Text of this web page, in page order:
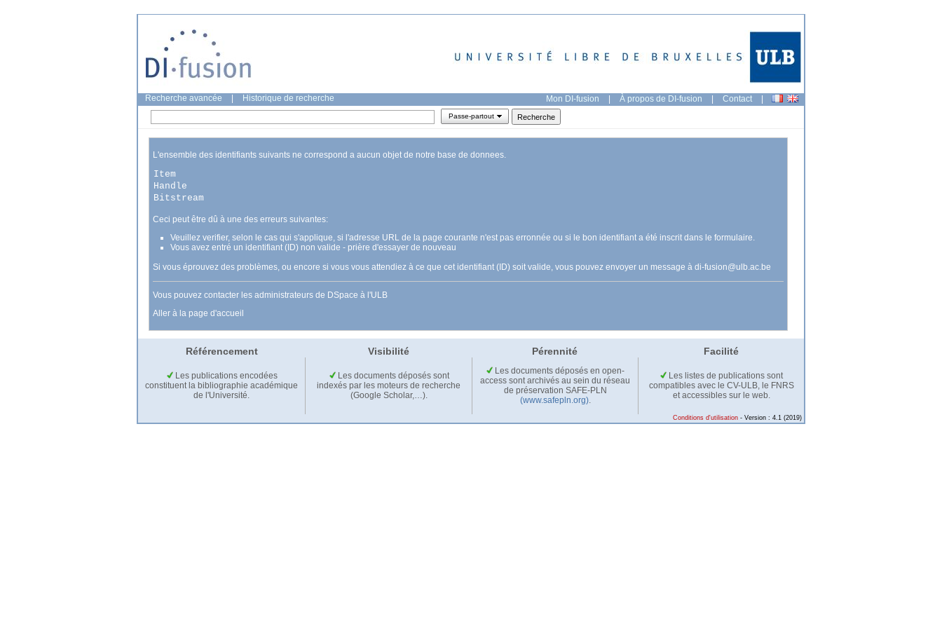
Recherche avancée Historique de recherche Mon DI-fusion | À propos de DI-fusion | Contact |
Passe-partout
L'ensemble des identifiants suivants ne correspond a aucun objet de notre base de donnees.
Item
Handle
Bitstream
Ceci peut être dû à une des erreurs suivantes:
Veuillez verifier, selon le cas qui s'applique, si l'adresse URL de la page courante n'est pas erronnée ou si le bon identifiant a été inscrit dans le formulaire.
Vous avez entré un identifiant (ID) non valide - prière d'essayer de nouveau
Si vous éprouvez des problèmes, ou encore si vous vous attendiez à ce que cet identifiant (ID) soit valide, vous pouvez envoyer un message à di-fusion@ulb.ac.be
Vous pouvez contacter les administrateurs de DSpace à l'ULB
Aller à la page d'accueil
Référencement Visibilité Pérennité Facilité
Les publications encodées
constituent la bibliographie académique
de l'Université.
Les documents déposés sont
indexés par les moteurs de recherche
(Google Scholar,…).
Les documents déposés en open-
access sont archivés au sein du réseau
de préservation SAFE-PLN
(www.safepln.org).
Les listes de publications sont
compatibles avec le CV-ULB, le FNRS
et accessibles sur le web.
Conditions d'utilisation - Version : 4.1 (2019)